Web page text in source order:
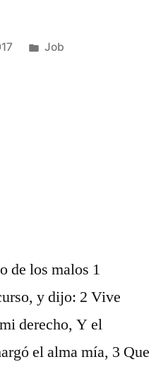
Posted
Job
de los malos 1
y dijo: 2 Vive
derecho, Y el
el alma mía, 3 Que